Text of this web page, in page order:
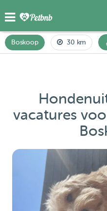
Boskoop 30 km
vacatures